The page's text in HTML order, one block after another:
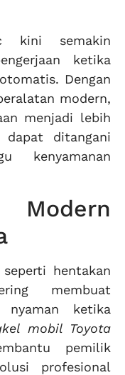
kini semakin
ketika
Dengan
modern,
menjadi lebih
dapat ditangani
kenyamanan
hentakan
membuat
nyaman ketika
mobil Toyota
pemilik
profesional